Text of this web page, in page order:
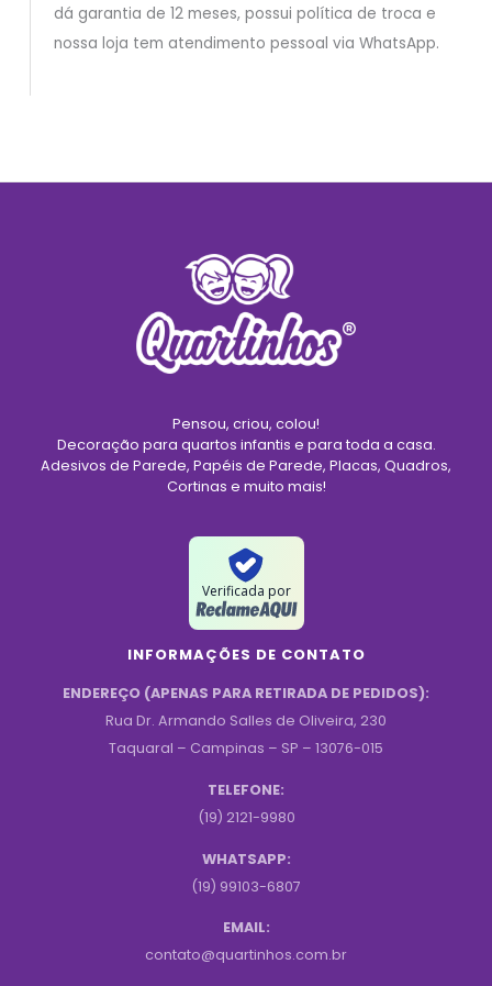
dá garantia de 12 meses, possui política de troca e
nossa loja tem atendimento pessoal via WhatsApp.
Pensou, criou, colou!
Decoração para quartos infantis e para toda a casa.
Adesivos de Parede, Papéis de Parede, Placas, Quadros,
Cortinas e muito mais!
Verificada por
INFORMAÇÕES DE CONTATO
ENDEREÇO (APENAS PARA RETIRADA DE PEDIDOS):
Rua Dr. Armando Salles de Oliveira, 230
Taquaral – Campinas – SP – 13076-015
TELEFONE:
(19) 2121-9980
WHATSAPP:
(19) 99103-6807
EMAIL:
contato@quartinhos.com.br